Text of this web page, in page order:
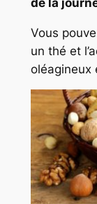
Vous
un thé et
oléagineux